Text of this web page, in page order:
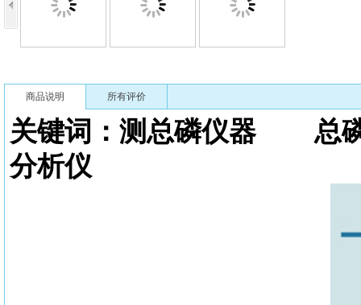
商品说明 所有评价
关键词：测总磷仪器
分析仪